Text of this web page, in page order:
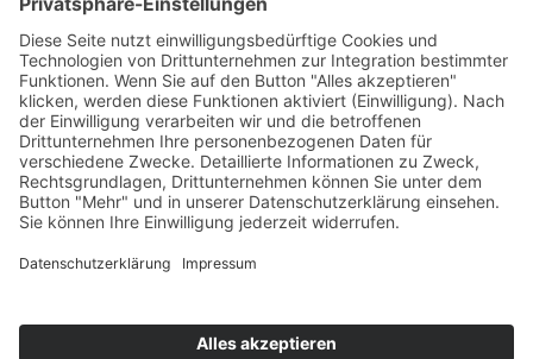
Freie Fassadengestaltung
Flexible Grundrissgestaltung
Viele Anbauteile wählbar
Sehr geringe Heizkosten
Alle KfW-Förderklassen möglich
Perfektes Raumklima
Inklusive
"Thermo 200" Dämmpaket
"Vaillant" Wärmepumpe mit Fußbodenheizung
GEG-Effizienzhaus
"5 Sterne" Sicherheitspaket